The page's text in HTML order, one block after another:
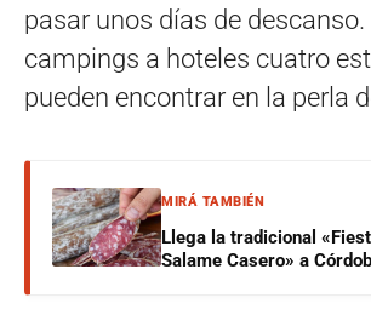
pasar unos días de descanso.
campings a hoteles cuatro
pueden encontrar en la perla
MIRÁ TAMBIÉN
Llega la tradicional
Salame Casero» a